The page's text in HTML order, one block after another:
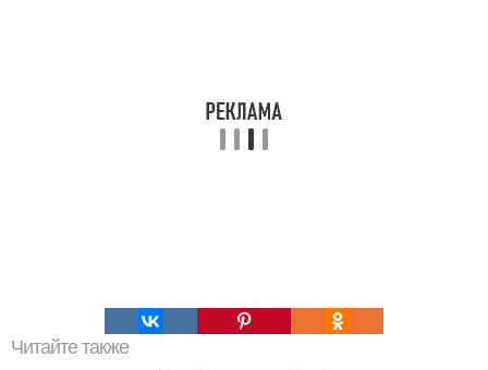
Читайте также